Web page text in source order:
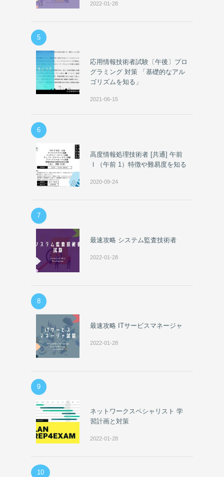
2022-01-28
5
応用情報技術者試験〔午後〕プロ
グラミング 対策 「基礎的なアル
ゴリズムを知る」
2021-06-15
6
高度情報処理技術者 [共通] 午前
Ⅰ（午前 1）特徴や難易度を知る
2020-09-24
7
最速攻略 システム監査技術者
2022-01-28
8
最速攻略 ITサービスマネージャ
2022-01-28
9
ネットワークスペシャリスト 学
習計画と対策
2022-01-28
10